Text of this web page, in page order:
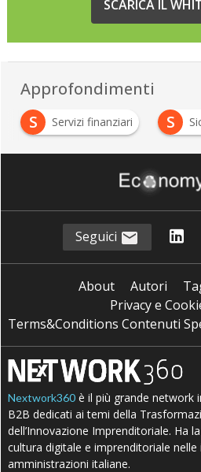
SCARICA IL
Approfondimenti
S
Servizi finanziari S
Seguici
About Autori
Privacy e
Terms&Conditions Contenuti
Nextwork360 è il più grande network
B2B dedicati ai temi della
dell’Innovazione Imprenditoriale. Ha
cultura digitale e imprenditoriale nelle
amministrazioni italiane.